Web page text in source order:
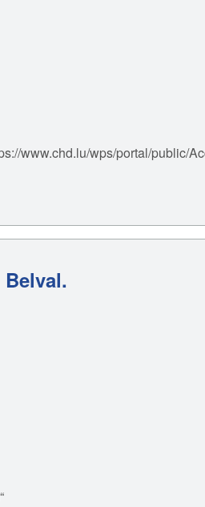
www.chd.lu/wps/portal/public/